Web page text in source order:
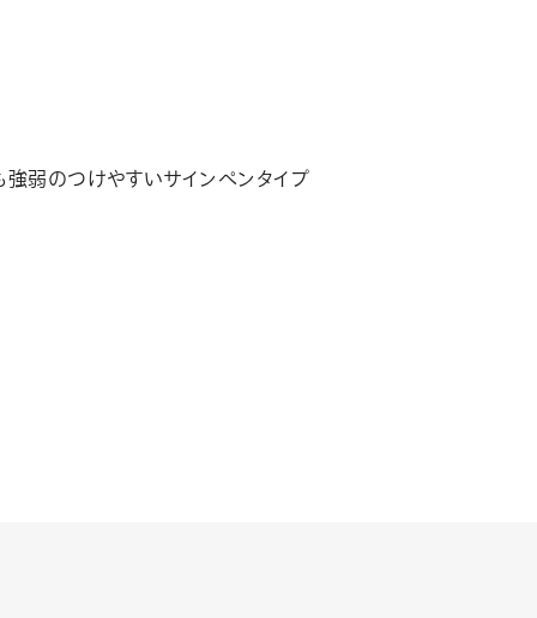
強弱のつけやすいサインペンタイプ